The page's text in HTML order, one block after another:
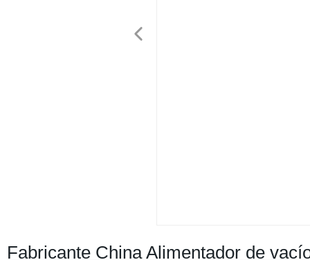
Fabricante China Alimentador de